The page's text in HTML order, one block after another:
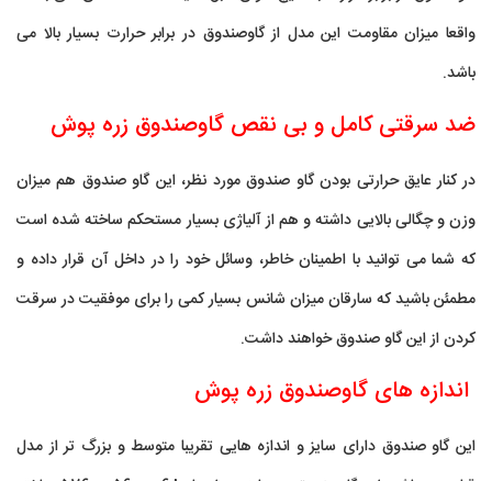
واقعا میزان مقاومت این مدل از گاوصندوق در برابر حرارت بسیار بالا می
باشد.
ضد سرقتی کامل و بی نقص گاوصندوق زره پوش
در کنار عایق حرارتی بودن گاو صندوق مورد نظر، این گاو صندوق هم میزان
وزن و چگالی بالایی داشته و هم از آلیاژی بسیار مستحکم ساخته شده است
که شما می توانید با اطمینان خاطر، وسائل خود را در داخل آن قرار داده و
مطمئن باشید که سارقان میزان شانس بسیار کمی را برای موفقیت در سرقت
کردن از این گاو صندوق خواهند داشت.
اندازه های گاوصندوق زره پوش
این گاو صندوق دارای سایز و اندازه هایی تقریبا متوسط و بزرگ تر از مدل